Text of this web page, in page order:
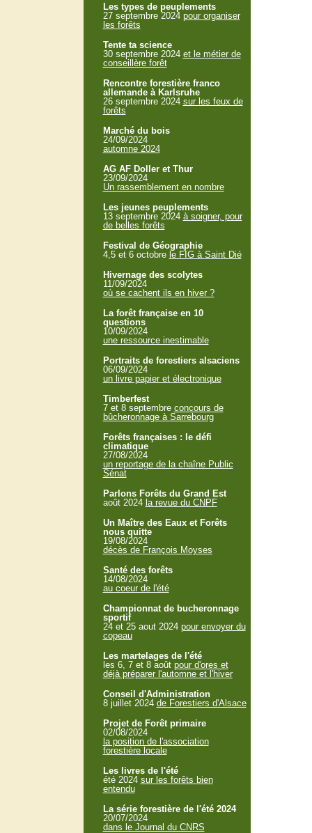
Les types de peuplements
27 septembre 2024 pour organiser
les forêts
Tente ta science
30 septembre 2024 et le métier de
conseillère forêt
Rencontre forestière franco
allemande à Karlsruhe
26 septembre 2024 sur les feux de
forêts
Marché du bois
24/09/2024
automne 2024
AG AF Doller et Thur
23/09/2024
Un rassemblement en nombre
Les jeunes peuplements
13 septembre 2024 à soigner, pour
de belles forêts
Festival de Géographie
4,5 et 6 octobre le FIG à Saint Dié
Hivernage des scolytes
11/09/2024
où se cachent ils en hiver ?
La forêt française en 10
questions
10/09/2024
une ressource inestimable
Portraits de forestiers alsaciens
06/09/2024
un livre papier et électronique
Timberfest
7 et 8 septembre concours de
bûcheronnage à Sarrebourg
Forêts françaises : le défi
climatique
27/08/2024
un reportage de la chaîne Public
Sénat
Parlons Forêts du Grand Est
août 2024 la revue du CNPF
Un Maître des Eaux et Forêts
nous quitte
19/08/2024
décès de François Moyses
Santé des forêts
14/08/2024
au coeur de l'été
Championnat de bucheronnage
sportif
24 et 25 aout 2024 pour envoyer du
copeau
Les martelages de l'été
les 6, 7 et 8 août pour d'ores et
déjà préparer l'automne et l'hiver
Conseil d'Administration
8 juillet 2024 de Forestiers d'Alsace
Projet de Forêt primaire
02/08/2024
la position de l'association
forestière locale
Les livres de l'été
été 2024 sur les forêts bien
entendu
La série forestière de l'été 2024
20/07/2024
dans le Journal du CNRS